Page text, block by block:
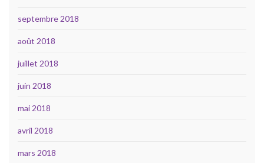
septembre 2018
août 2018
juillet 2018
juin 2018
mai 2018
avril 2018
mars 2018